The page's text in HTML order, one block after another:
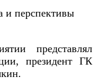
и перспективы
представлял
президент ГК